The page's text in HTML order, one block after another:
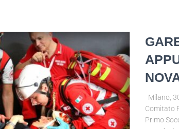
Milano,
Comitato
Primo